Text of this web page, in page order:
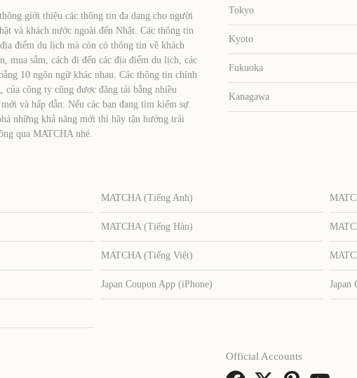
giới thiệu các thông tin đa dạng cho người
và khách nước ngoài đến Nhật. Các thông tin
điểm du lịch mà còn có thông tin về khách
mua sắm, cách đi đến các địa điểm du lịch, các
10 ngôn ngữ khác nhau. Các thông tin chính
của công ty cũng được đăng tải bằng nhiều
và hấp dẫn. Nếu các bạn đang tìm kiếm sự
những khả năng mới thì hãy tận hưởng trải
qua MATCHA nhé.
Tokyo
Kyoto
Fukuoka
Kanagawa
MATCHA (Tiếng Anh)
MATCHA (Tiếng Hàn)
MATCHA (Tiếng Việt)
Japan Coupon App (iPhone) Japan
Official Accounts